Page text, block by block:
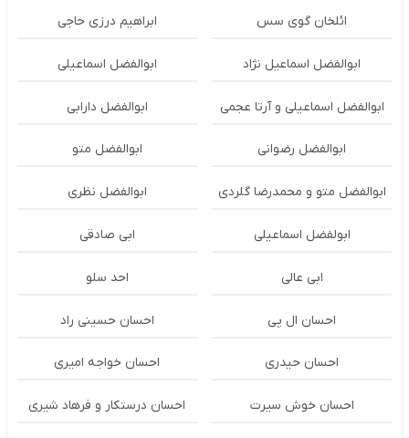
ائلخان گوی سس ابراهیم درزی حاجی
ابوالفضل اسماعیل نژاد ابوالفضل اسماعیلی
ابوالفضل اسماعیلی و آرتا عجمی ابوالفضل دارابی
ابوالفضل رضوانی ابوالفضل متو
ابوالفضل متو و محمدرضا گلردی ابوالفضل نظری
ابولفضل اسماعیلی ابی صادقی
ابی عالی احد سلو
احسان ال پی احسان حسینی راد
احسان حیدری احسان خواجه امیری
احسان خوش سیرت احسان درستكار و فرهاد شيرى